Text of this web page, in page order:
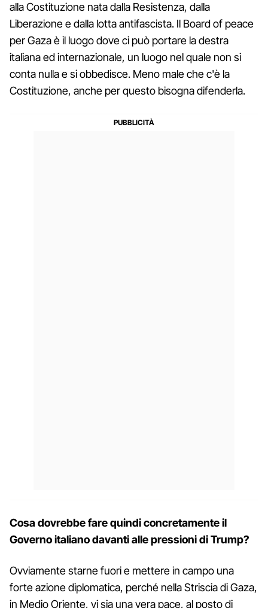
alla Costituzione nata dalla Resistenza, dalla
Liberazione e dalla lotta antifascista. Il Board of peace
per Gaza è il luogo dove ci può portare la destra
italiana ed internazionale, un luogo nel quale non si
conta nulla e si obbedisce. Meno male che c'è la
Costituzione, anche per questo bisogna difenderla.
Cosa dovrebbe fare quindi concretamente il
Governo italiano davanti alle pressioni di Trump?
Ovviamente starne fuori e mettere in campo una
forte azione diplomatica, perché nella Striscia di Gaza,
in Medio Oriente, vi sia una vera pace, al posto di